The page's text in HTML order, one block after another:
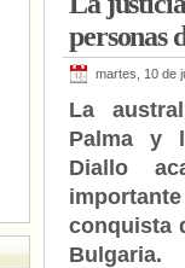
personas
martes, 10 de
La
Palma y
Diallo
conquista